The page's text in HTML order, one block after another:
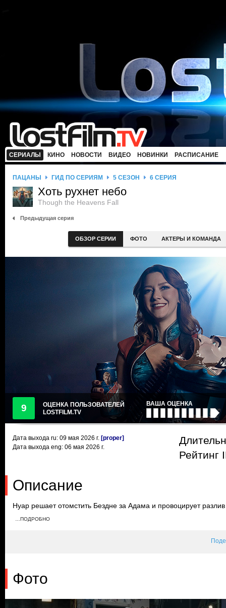
СЕРИАЛЫ КИНО НОВОСТИ ВИДЕО НОВИНКИ РАСПИСАНИЕ
ПАЦАНЫ ГИД ПО СЕРИЯМ 5 СЕЗОН 6 СЕРИЯ
Хоть рухнет небо
Though the Heavens Fall
Предыдущая серия
ОБЗОР СЕРИИ ФОТО АКТЕРЫ И КОМАНДА
9
ОЦЕНКА ПОЛЬЗОВАТЕЛЕЙ
LOSTFILM.TV
ВАША ОЦЕНКА
Дата выхода ru: 09 мая 2026 г. [proper]
Дата выхода eng: 06 мая 2026 г.
Рейтинг
Описание
Нуар решает отомстить Бездне за Адама и провоцирует
Мудрец заставляет Башли прочитать мысли Солдатика.
…ПОДРОБНО
Фото